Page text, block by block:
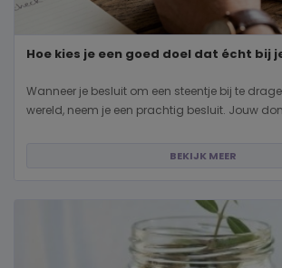
Hoe kies je een goed doel dat écht bij
Wanneer je besluit om een steentje bij te
wereld, neem je een prachtig besluit. Jouw
BEKIJK MEER